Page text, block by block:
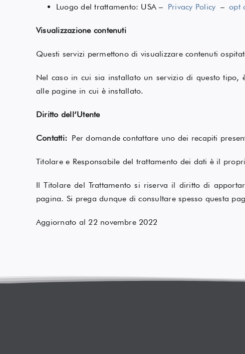
Luogo del trattamento: USA – Privacy Policy –opt
Visualizzazione contenuti
Questi servizi permettono di visualizzare contenuti
Nel caso in cui sia installato un servizio di questo
alle pagine in cui è installato.
Diritto dell’Utente
Contatti: Per domande contattare uno dei recapiti
Titolare e Responsabile del trattamento dei dati è il
Il Titolare del Trattamento si riserva il diritto di
pagina. Si prega dunque di consultare spesso questa
Aggiornato al 22 novembre 2022